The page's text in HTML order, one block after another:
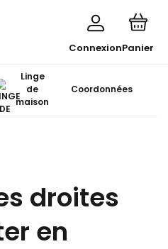
ConnexionPanier
Linge
de
maison
Coordonnées
droites
en